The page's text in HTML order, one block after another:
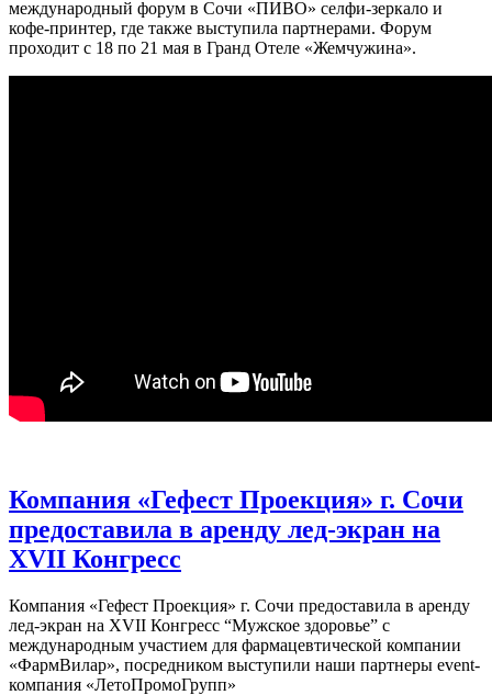
международный форум в Сочи «ПИВО» селфи-зеркало и
кофе-принтер, где также выступила партнерами. Форум
проходит с 18 по 21 мая в Гранд Отеле «Жемчужина».
Компания «Гефест Проекция» г. Сочи
предоставила в аренду лед-экран на
XVII Конгресс
Компания «Гефест Проекция» г. Сочи предоставила в аренду
лед-экран на XVII Конгресс “Мужское здоровье” с
международным участием для фармацевтической компании
«ФармВилар», посредником выступили наши партнеры event-
компания «ЛетоПромоГрупп»